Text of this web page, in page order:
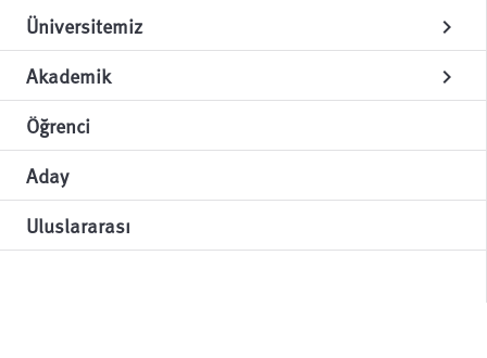
Üniversitemiz chevron_right
Akademik chevron_right
Öğrenci
Aday
Uluslararası